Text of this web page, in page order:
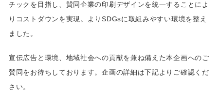
チックを目指し、賛同企業の印刷デザインを統一することによ
りコストダウンを実現。よりSDGsに取組みやすい環境を整え
ました。
宣伝広告と環境、地域社会への貢献を兼ね備えた本企画へのご
賛同をお待ちしております。企画の詳細は下記よりご確認くだ
さい。